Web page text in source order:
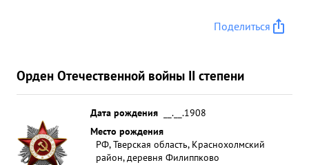
Поделиться
Орден Отечественной войны II степени
Дата рождения
__.__.1908
Место рождения
РФ, Тверская область, Краснохолмский
район, деревня Филиппково